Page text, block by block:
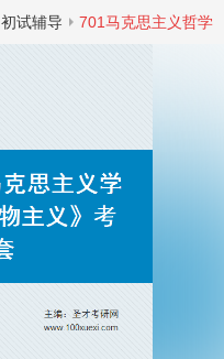
初试辅导 701马克思主义哲学